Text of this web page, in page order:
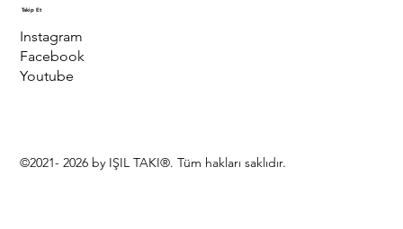
Takip Et
Instagram
Facebook
Youtube
©2021- 2026 by IŞIL TAKI®. Tüm hakları saklıdır.